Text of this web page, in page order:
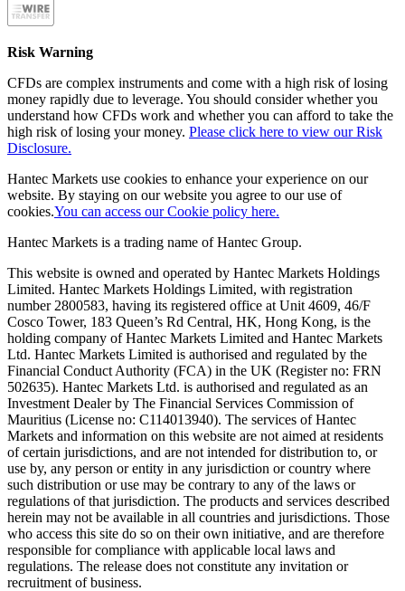
Risk Warning
CFDs are complex instruments and come with a high risk of losing
money rapidly due to leverage. You should consider whether you
understand how CFDs work and whether you can afford to take the
high risk of losing your money. Please click here to view our Risk
Disclosure.
Hantec Markets use cookies to enhance your experience on our
website. By staying on our website you agree to our use of
cookies.You can access our Cookie policy here.
Hantec Markets is a trading name of Hantec Group.
This website is owned and operated by Hantec Markets Holdings
Limited. Hantec Markets Holdings Limited, with registration
number 2800583, having its registered office at Unit 4609, 46/F
Cosco Tower, 183 Queen’s Rd Central, HK, Hong Kong, is the
holding company of Hantec Markets Limited and Hantec Markets
Ltd. Hantec Markets Limited is authorised and regulated by the
Financial Conduct Authority (FCA) in the UK (Register no: FRN
502635). Hantec Markets Ltd. is authorised and regulated as an
Investment Dealer by The Financial Services Commission of
Mauritius (License no: C114013940). The services of Hantec
Markets and information on this website are not aimed at residents
of certain jurisdictions, and are not intended for distribution to, or
use by, any person or entity in any jurisdiction or country where
such distribution or use may be contrary to any of the laws or
regulations of that jurisdiction. The products and services described
herein may not be available in all countries and jurisdictions. Those
who access this site do so on their own initiative, and are therefore
responsible for compliance with applicable local laws and
regulations. The release does not constitute any invitation or
recruitment of business.